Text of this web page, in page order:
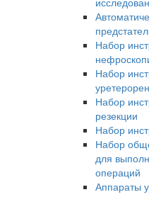
Набор
Набор
Набор
резекции
Набор
Набор
для
операций
Аппараты